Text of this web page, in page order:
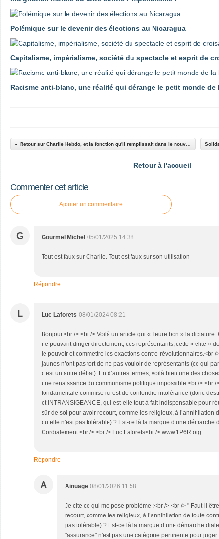
Polémique sur le devenir des élections au Nicaragua
Capitalisme, impérialisme, société du spectacle et esprit de
Racisme anti-blanc, une réalité qui dérange le petit monde
Retour à l'accueil
Commenter cet article
Ajouter un commentaire
G Gourmel Michel 05/01/2025 14:38
Tout est faux sur Charlie. Tout est faux sur son utilisation
Répondre
L Luc Laforets 08/01/2024 08:21
Bonjour.<br /> <br /> Voilà un article qui « fleure bon » la
ne pouvant diriger directement, ces représentants, cette « élite »
le pouvoir et commettre les exactions contre-révolutionnaires.<br /
jaunes n’ont pas tort de ne pas vouloir de représentants (ce qui
c’est un autre débat). En d’autres termes, voilà bien une des
une renaissance du communisme politique impossible.<br /> <br /
fondamentale commise ici est de confondre intolérance (donc
et INTRANSIGEANCE, qui est-elle tout à fait indispensable pour
sûr de soi pour avoir recourt, comme les religieux, à l’annihilation
qu’elle n’est pas tolérable) ? Est-ce là la marque d’une démarche
Cordialement.<br /> <br /> Luc Laforets<br /> www.1P6R.org
Répondre
A Ainuage 08/01/2026 11:58
Je cite ce qui me pose problème :<br /> <br /> " Faut-il
recourt, comme les religieux, à l’annihilation de toute
pas tolérable) ? Est-ce là la marque d’une démarche
"assurance" n'est pas une catégorie pertinente pour